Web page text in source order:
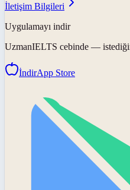
İletişim Bilgileri
Uygulamayı indir
UzmanIELTS cebinde —
İndirApp Store